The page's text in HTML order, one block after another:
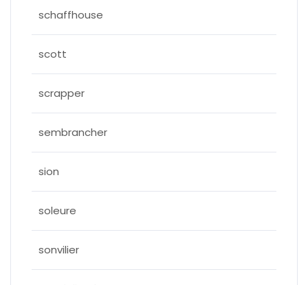
schaffhouse
scott
scrapper
sembrancher
sion
soleure
sonvilier